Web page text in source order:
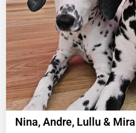
Nina, Andre, Lullu & Mira